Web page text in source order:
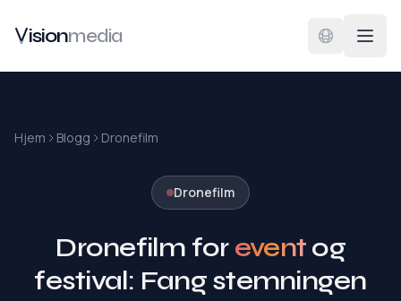
isionmedia
Hjem Blogg Dronefilm
Dronefilm
Dronefilm foreventog
festival: Fang stemningen